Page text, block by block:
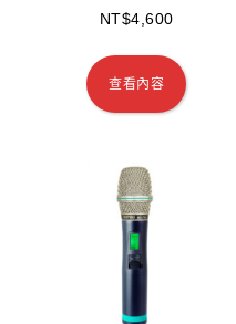
NT$4,600
查看內容